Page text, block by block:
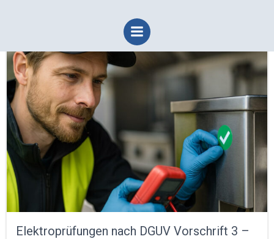
Inhalt
springen
Elektroprüfungen nach DGUV Vorschrift 3 –